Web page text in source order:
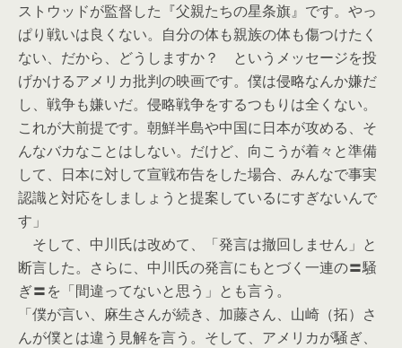
ストウッドが監督した『父親たちの星条旗』です。やっ
ぱり戦いは良くない。自分の体も親族の体も傷つけたく
ない、だから、どうしますか？ というメッセージを投
げかけるアメリカ批判の映画です。僕は侵略なんか嫌だ
し、戦争も嫌いだ。侵略戦争をするつもりは全くない。
これが大前提です。朝鮮半島や中国に日本が攻める、そ
んなバカなことはしない。だけど、向こうが着々と準備
して、日本に対して宣戦布告をした場合、みんなで事実
認識と対応をしましょうと提案しているにすぎないんで
す」
そして、中川氏は改めて、「発言は撤回しません」と
断言した。さらに、中川氏の発言にもとづく一連の〓騒
ぎ〓を「間違ってないと思う」とも言う。
「僕が言い、麻生さんが続き、加藤さん、山崎（拓）さ
んが僕とは違う見解を言う。そして、アメリカが騒ぎ、